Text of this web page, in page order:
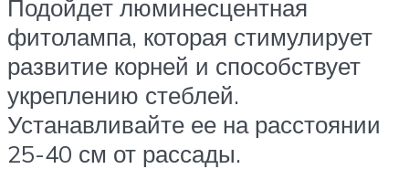
Подойдет люминесцентная
фитолампа, которая стимулирует
развитие корней и способствует
укреплению стеблей.
Устанавливайте ее на расстоянии
25-40 см от рассады.